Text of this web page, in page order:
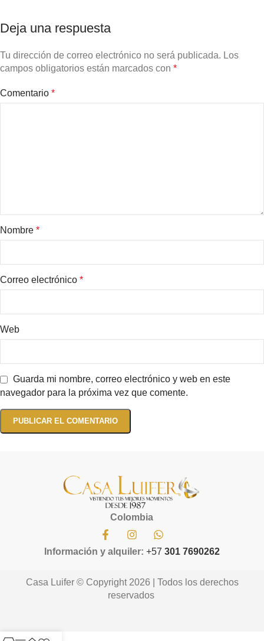
Deja una respuesta
Tu dirección de correo electrónico no será publicada. Los
campos obligatorios están marcados con *
Comentario *
Nombre *
Correo electrónico *
Web
Guarda mi nombre, correo electrónico y web en este
navegador para la próxima vez que comente.
Colombia
Información y alquiler: +57 301 7690262
Casa Luifer © Copyright 2026 | Todos los derechos
reservados